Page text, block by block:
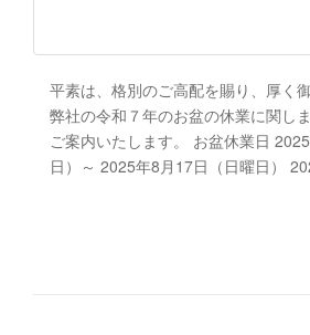
平素は、格別のご高配を賜り、厚く
弊社の令和７年のお盆の休業に関し
ご案内いたします。 お盆休業日
日）～ 2025年8月17日（日曜日）